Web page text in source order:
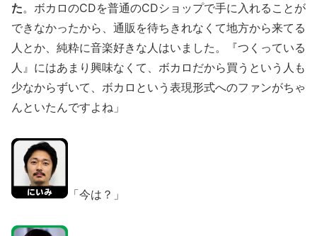
た。ボカロのCDを普通のCDショップで手に入れることが
できなかったから、通販を待ちきれなくて地方から来てる
人とか、純粋に音楽好きな人はいました。『つくっている
人』にはあまり興味なくて、ボカロだから買うという人も
少なからずいて、ボカロという表現形式へのファンがちゃ
んといたんですよね」
「今は？」